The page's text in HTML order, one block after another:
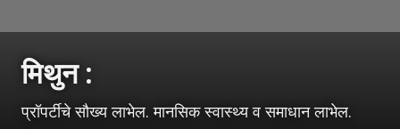
मिथुन :
प्रॉपर्टीचे सौख्य लाभेल. मानसिक स्वास्थ्य व समाधान लाभेल.